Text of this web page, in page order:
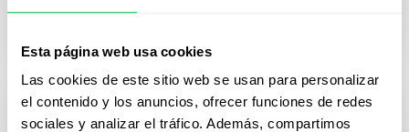
Esta página web usa cookies
Las cookies de este sitio web se usan para personalizar
el contenido y los anuncios, ofrecer funciones de redes
sociales y analizar el tráfico. Además, compartimos
estratégicas.